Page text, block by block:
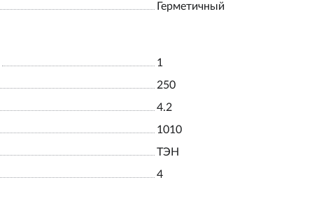
Герметичный
1
250
4.2
1010
ТЭН
4